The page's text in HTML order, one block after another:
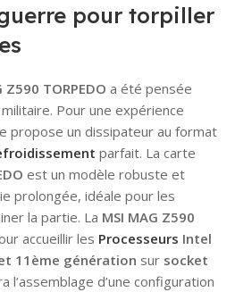
pour torpiller
Z590 TORPEDO a été pensée
Pour une expérience
propose un dissipateur au format
parfait. La carte
est un modèle robuste et
prolongée, idéale pour les
la partie. La MSI MAG Z590
accueillir les Processeurs Intel
11ème génération sur socket
l’assemblage d’une configuration